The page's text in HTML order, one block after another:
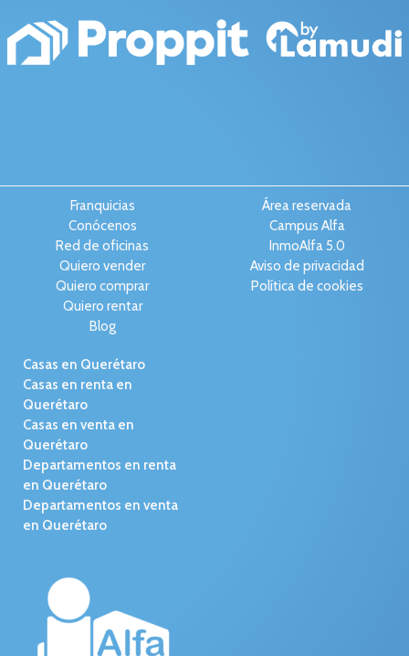
Franquicias
Conócenos
Red de oficinas
Quiero vender
Quiero comprar
Quiero rentar
Blog
Área reservada
Campus Alfa
InmoAlfa 5.0
Aviso de privacidad
Política de cookies
Casas en Querétaro
Casas en renta en
Querétaro
Casas en venta en
Querétaro
Departamentos en renta
en Querétaro
Departamentos en venta
en Querétaro